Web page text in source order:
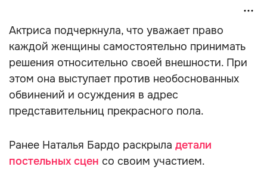
Актриса подчеркнула, что уважает право
каждой женщины самостоятельно принимать
решения относительно своей внешности. При
этом она выступает против необоснованных
обвинений и осуждения в адрес
представительниц прекрасного пола.
Ранее Наталья Бардо раскрыла детали
постельных сцен со своим участием.